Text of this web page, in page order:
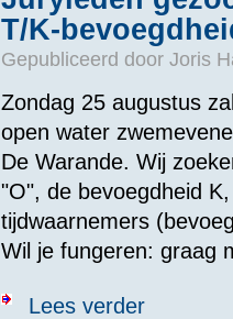
T/K-
Gepubliceerd door Joris
Zondag 25 augustus
open water
De Warande. Wij
"O", de bevoegdheid
tijdwaarnemers
Wil je fungeren: graag
Lees verderover